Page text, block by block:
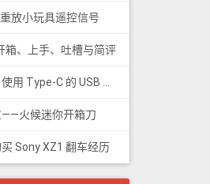
放小玩具遥控信号
箱、上手、吐槽与简评
火候迷你开箱刀
Sony XZ1 翻车经历